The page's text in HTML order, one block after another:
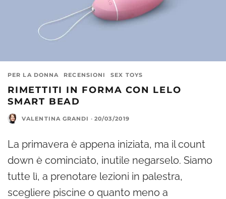
PER LA DONNA RECENSIONI SEX TOYS
RIMETTITI IN FORMA CON LELO
SMART BEAD
VALENTINA GRANDI · 20/03/2019
La primavera è appena iniziata, ma il count
down è cominciato, inutile negarselo. Siamo
tutte lì, a prenotare lezioni in palestra,
scegliere piscine o quanto meno a